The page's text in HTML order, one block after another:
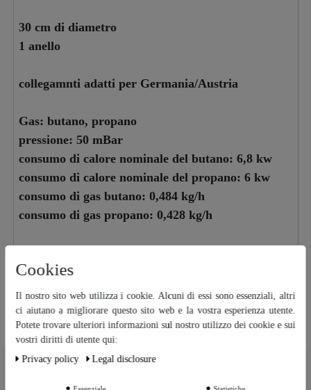
30 cm di diametro
1 anello
collegamnti adatti per Germania/Austria
Gas: butano, propano
pressione: 50 mBar
consumo di calore nominale del butano: 6,8 kw
consumo di calore nominale del propano: 6 kw
consumo di gas butano: 0,484 kg/h
consumo di gas propano: 0,428 kg/h
Suggerimenti per il miglioramento o domande su
questo articolo
Ceres::Template.cookieBarHintText
Cookies
Il nostro sito web utilizza i cookie. Alcuni di essi sono essenziali, altri
ci aiutano a migliorare questo sito web e la vostra esperienza utente.
Potete trovare ulteriori informazioni sul nostro utilizzo dei cookie e sui
vostri diritti di utente qui:
Privacy policy
Legal disclosure
Essenziale Statistiche